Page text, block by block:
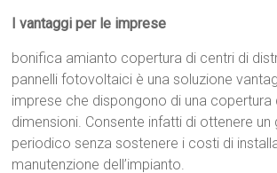
I vantaggi per le imprese
bonifica amianto copertura di centri di
pannelli fotovoltaici è una soluzione
imprese che dispongono di una copertura
dimensioni. Consente infatti di ottenere un
periodico senza sostenere i costi di
manutenzione dell’impianto.